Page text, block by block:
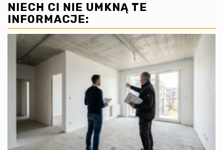
NIECH CI NIE UMKNĄ TE
INFORMACJE: